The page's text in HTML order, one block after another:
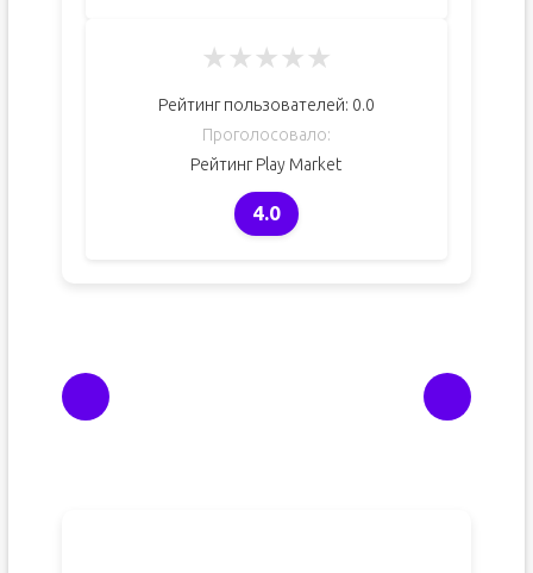
★★★★★
Рейтинг пользователей: 0.0
Проголосовало:
Рейтинг Play Market
4.0